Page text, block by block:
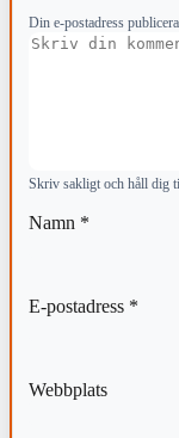
Din e-postadress
Kommentar
Skriv sakligt och håll dig
Namn *
E-postadress *
Webbplats